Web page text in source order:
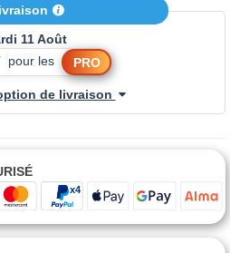
11 Août
pour les PRO
de livraison